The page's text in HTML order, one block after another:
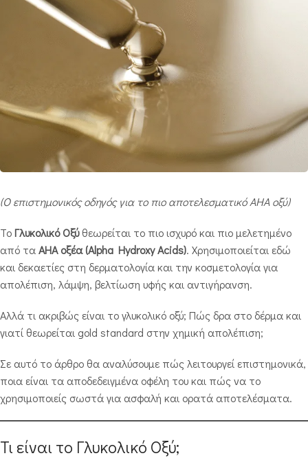
(Ο επιστημονικός οδηγός για το πιο αποτελεσματικό AHA οξύ)
ΤοΓλυκολικό Οξύθεωρείται το πιο ισχυρό και πιο μελετημένο
από ταAHA οξέα (Alpha Hydroxy Acids). Χρησιμοποιείται εδώ
και δεκαετίες στη δερματολογία και την κοσμετολογία για
απολέπιση, λάμψη, βελτίωση υφής και αντιγήρανση.
Αλλά τι ακριβώς είναι το γλυκολικό οξύ; Πώς δρα στο δέρμα και
γιατί θεωρείται gold standard στην χημική απολέπιση;
Σε αυτό το άρθρο θα αναλύσουμε πώς λειτουργεί επιστημονικά,
ποια είναι τα αποδεδειγμένα οφέλη του και πώς να το
χρησιμοποιείς σωστά για ασφαλή και ορατά αποτελέσματα.
Τι είναι το Γλυκολικό Οξύ;